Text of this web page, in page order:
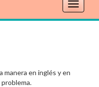
T
manera en inglés y en